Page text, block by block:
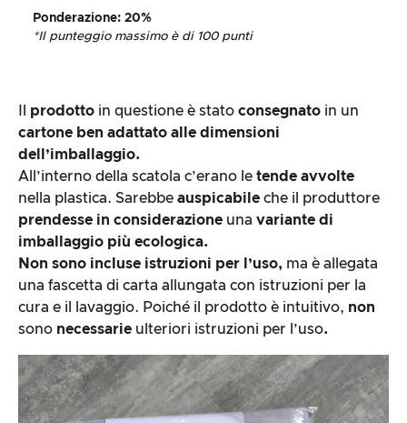
Ponderazione: 20%
*Il punteggio massimo è di 100 punti
prodotto in questione è stato consegnato in un
cartone ben adattato alle dimensioni
dell’imballaggio.
All’interno della scatola c’erano le tende avvolte
nella plastica. Sarebbe auspicabile che il produttore
prendesse in considerazione una variante di
imballaggio più ecologica.
Non sono incluse istruzioni per l’uso, ma è allegata
una fascetta di carta allungata con istruzioni per la
cura e il lavaggio. Poiché il prodotto è intuitivo, non
sono necessarie ulteriori istruzioni per l’uso.